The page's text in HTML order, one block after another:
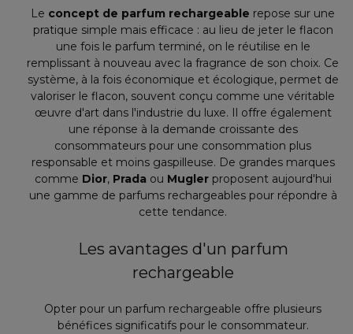
Le concept de parfum rechargeable repose sur une
pratique simple mais efficace : au lieu de jeter le flacon
une fois le parfum terminé, on le réutilise en le
remplissant à nouveau avec la fragrance de son choix. Ce
système, à la fois économique et écologique, permet de
valoriser le flacon, souvent conçu comme une véritable
œuvre d'art dans l'industrie du luxe. Il offre également
une réponse à la demande croissante des
consommateurs pour une consommation plus
responsable et moins gaspilleuse. De grandes marques
comme Dior, Pradaou Muglerproposent aujourd'hui
une gamme de parfums rechargeables pour répondre à
cette tendance.
Les avantages d'un parfum
rechargeable
Opter pour un parfum rechargeable offre plusieurs
bénéfices significatifs pour le consommateur.